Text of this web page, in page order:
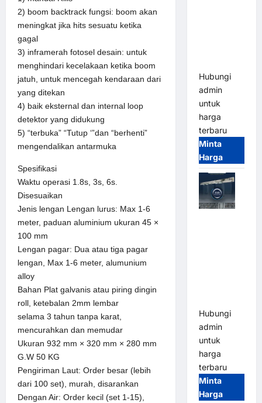
2) boom backtrack fungsi: boom akan
meningkat jika hits sesuatu ketika
gagal
3) inframerah fotosel desain: untuk
menghindari kecelakaan ketika boom
jatuh, untuk mencegah kendaraan dari
yang ditekan
4) baik eksternal dan internal loop
detektor yang didukung
5) “terbuka” “Tutup ‘”dan “berhenti”
mengendalikan antarmuka
Spesifikasi
Waktu operasi 1.8s, 3s, 6s.
Disesuaikan
Jenis lengan Lengan lurus: Max 1-6
meter, paduan aluminium ukuran 45 ×
100 mm
Lengan pagar: Dua atau tiga pagar
lengan, Max 1-6 meter, alumunium
alloy
Bahan Plat galvanis atau piring dingin
roll, ketebalan 2mm lembar
selama 3 tahun tanpa karat,
mencurahkan dan memudar
Ukuran 932 mm × 320 mm × 280 mm
G.W 50 KG
Pengiriman Laut: Order besar (lebih
dari 100 set), murah, disarankan
Dengan Air: Order kecil (set 1-15),
Hubungi
admin
untuk
harga
terbaru
Minta
Harga
Hubungi
admin
untuk
harga
terbaru
Minta
Harga